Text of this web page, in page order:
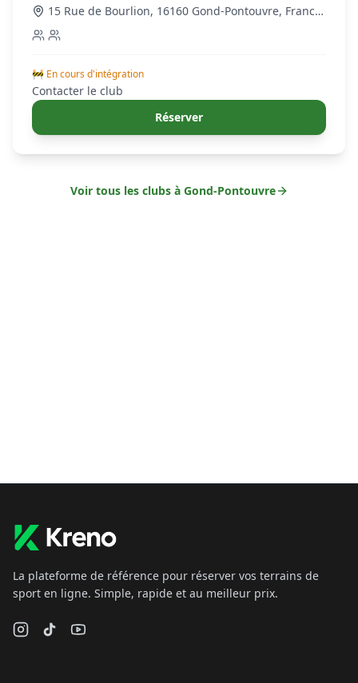
15 Rue de Bourlion, 16160 Gond-Pontouvre, France,
Gond-Pontouvre
🚧 En cours d'intégration
Contacter le club
Réserver
Voir tous les clubs à Gond-Pontouvre
La plateforme de référence pour réserver vos terrains de
sport en ligne. Simple, rapide et au meilleur prix.